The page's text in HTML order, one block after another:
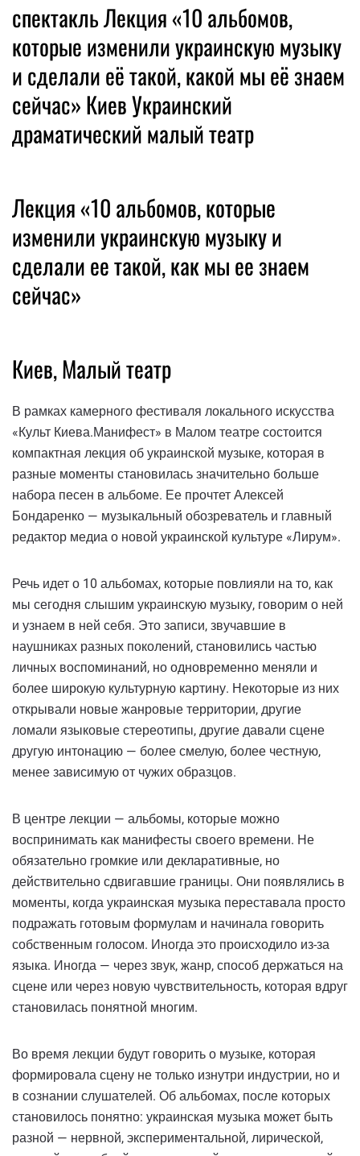
спектакль Лекция «10 альбомов,
которые изменили украинскую музыку
и сделали её такой, какой мы её знаем
сейчас» Киев Украинский
драматический малый театр
Лекция «10 альбомов, которые
изменили украинскую музыку и
сделали ее такой, как мы ее знаем
сейчас»
Киев, Малый театр
В рамках камерного фестиваля локального искусства
«Культ Киева.Манифест» в Малом театре состоится
компактная лекция об украинской музыке, которая в
разные моменты становилась значительно больше
набора песен в альбоме. Ее прочтет Алексей
Бондаренко — музыкальный обозреватель и главный
редактор медиа о новой украинской культуре «Лирум».
Речь идет о 10 альбомах, которые повлияли на то, как
мы сегодня слышим украинскую музыку, говорим о ней
и узнаем в ней себя. Это записи, звучавшие в
наушниках разных поколений, становились частью
личных воспоминаний, но одновременно меняли и
более широкую культурную картину. Некоторые из них
открывали новые жанровые территории, другие
ломали языковые стереотипы, другие давали сцене
другую интонацию — более смелую, более честную,
менее зависимую от чужих образцов.
В центре лекции — альбомы, которые можно
воспринимать как манифесты своего времени. Не
обязательно громкие или декларативные, но
действительно сдвигавшие границы. Они появлялись в
моменты, когда украинская музыка переставала просто
подражать готовым формулам и начинала говорить
собственным голосом. Иногда это происходило из-за
языка. Иногда — через звук, жанр, способ держаться на
сцене или через новую чувствительность, которая вдруг
становилась понятной многим.
Во время лекции будут говорить о музыке, которая
формировала сцену не только изнутри индустрии, но и
в сознании слушателей. Об альбомах, после которых
становилось понятно: украинская музыка может быть
разной — нервной, экспериментальной, лирической,